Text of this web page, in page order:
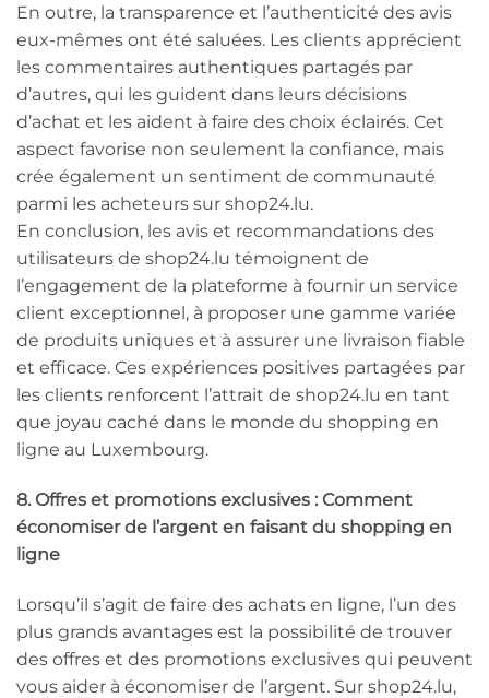
En outre, la transparence et l’authenticité des avis
eux-mêmes ont été saluées. Les clients apprécient
les commentaires authentiques partagés par
d’autres, qui les guident dans leurs décisions
d’achat et les aident à faire des choix éclairés. Cet
aspect favorise non seulement la confiance, mais
crée également un sentiment de communauté
parmi les acheteurs sur shop24.lu.
En conclusion, les avis et recommandations des
utilisateurs de shop24.lu témoignent de
l’engagement de la plateforme à fournir un service
client exceptionnel, à proposer une gamme variée
de produits uniques et à assurer une livraison fiable
et efficace. Ces expériences positives partagées par
les clients renforcent l’attrait de shop24.lu en tant
que joyau caché dans le monde du shopping en
ligne au Luxembourg.
8. Offres et promotions exclusives : Comment
économiser de l’argent en faisant du shopping en
ligne
Lorsqu’il s’agit de faire des achats en ligne, l’un des
plus grands avantages est la possibilité de trouver
des offres et des promotions exclusives qui peuvent
vous aider à économiser de l’argent. Sur shop24.lu,